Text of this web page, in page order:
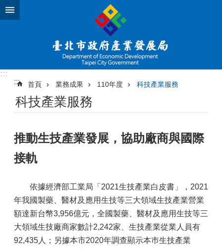
跳到主要內容區塊
:::
:::
首頁 業務成果 110年度 科技產業服務
科技產業服務
推動生技產業發展，協助廠商與國際
接軌
依據經濟部工業局「2021生技產業白皮書」，2021
年我國製藥、醫材及應用生技等三大領域生技產業營業
額達新台幣3,956億元，全國製藥、醫材及應用生技等三
大領域生技廠商家數計2,242家、生技產業從業人員有
92,435人；另據本市2020年調查顯示本巿生技產業